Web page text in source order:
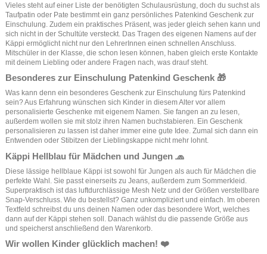
Vieles steht auf einer Liste der benötigten Schulausrüstung, doch du suchst als
Taufpatin oder Pate bestimmt ein ganz persönliches Patenkind Geschenk zur
Einschulung. Zudem ein praktisches Präsent, was jeder gleich sehen kann und
sich nicht in der Schultüte versteckt. Das Tragen des eigenen Namens auf der
Käppi ermöglicht nicht nur den LehrerInnen einen schnellen Anschluss.
Mitschüler in der Klasse, die schon lesen können, haben gleich erste Kontakte
mit deinem Liebling oder andere Fragen nach, was drauf steht.
Besonderes zur Einschulung Patenkind Geschenk 🎁
Was kann denn ein besonderes Geschenk zur Einschulung fürs Patenkind
sein? Aus Erfahrung wünschen sich Kinder in diesem Alter vor allem
personalisierte Geschenke mit eigenem Namen. Sie fangen an zu lesen,
außerdem wollen sie mit stolz ihren Namen buchstabieren. Ein Geschenk
personalisieren zu lassen ist daher immer eine gute Idee. Zumal sich dann ein
Entwenden oder Stibitzen der Lieblingskappe nicht mehr lohnt.
Käppi Hellblau für Mädchen und Jungen 🧢
Diese lässige hellblaue Käppi ist sowohl für Jungen als auch für Mädchen die
perfekte Wahl. Sie passt einerseits zu Jeans, außerdem zum Sommerkleid.
Superpraktisch ist das luftdurchlässige Mesh Netz und der Größen verstellbare
Snap-Verschluss. Wie du bestellst? Ganz unkompliziert und einfach. Im oberen
Textfeld schreibst du uns deinen Namen oder das besondere Wort, welches
dann auf der Käppi stehen soll. Danach wählst du die passende Größe aus
und speicherst anschließend den Warenkorb.
Wir wollen Kinder glücklich machen! ❤️